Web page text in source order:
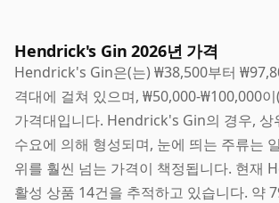
Hendrick's Gin 2026년 가격
Hendrick's Gin은(는) ₩38,500부터
격대에 걸쳐 있으며, ₩50,000-₩100,000
가격대입니다. Hendrick's Gin의 경우, 상
수요에 의해 형성되며, 눈에 띄는 주류는
위를 훨씬 넘는 가격이 책정됩니다. 현재
활성 상품 14건을 추적하고 있습니다. 약